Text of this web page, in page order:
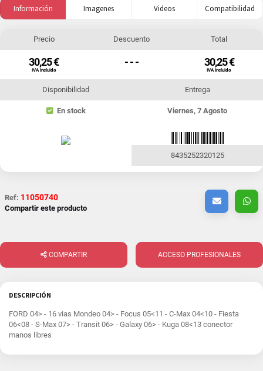
Información Imagenes Videos Compatibilidad
Precio
30,25 €
IVA Incluido
Descuento
- - -
Total
30,25 €
IVA Incluido
Disponibilidad
En stock
Entrega
Viernes, 7 Agosto
8435252320125
Ref: 11050740
Compartir este producto
COMPARTIR ACCESO PROFESIONALES
DESCRIPCIÓN
FORD 04> - 16 vias Mondeo 04> - Focus 05<11 - C-Max 04<10 - Fiesta
06<08 - S-Max 07> - Transit 06> - Galaxy 06> - Kuga 08<13 conector
manos libres